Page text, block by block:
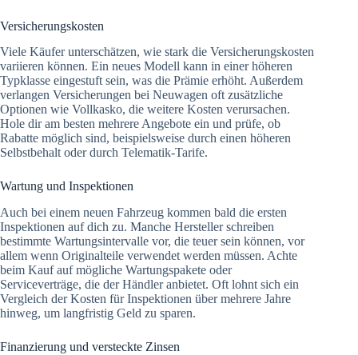
Versicherungskosten
Viele Käufer unterschätzen, wie stark die Versicherungskosten
variieren können. Ein neues Modell kann in einer höheren
Typklasse eingestuft sein, was die Prämie erhöht. Außerdem
verlangen Versicherungen bei Neuwagen oft zusätzliche
Optionen wie Vollkasko, die weitere Kosten verursachen.
Hole dir am besten mehrere Angebote ein und prüfe, ob
Rabatte möglich sind, beispielsweise durch einen höheren
Selbstbehalt oder durch Telematik-Tarife.
Wartung und Inspektionen
Auch bei einem neuen Fahrzeug kommen bald die ersten
Inspektionen auf dich zu. Manche Hersteller schreiben
bestimmte Wartungsintervalle vor, die teuer sein können, vor
allem wenn Originalteile verwendet werden müssen. Achte
beim Kauf auf mögliche Wartungspakete oder
Serviceverträge, die der Händler anbietet. Oft lohnt sich ein
Vergleich der Kosten für Inspektionen über mehrere Jahre
hinweg, um langfristig Geld zu sparen.
Finanzierung und versteckte Zinsen